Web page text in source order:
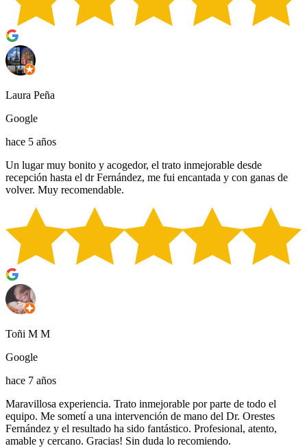
Laura Peña
Google
hace 5 años
Un lugar muy bonito y acogedor, el trato inmejorable desde
recepción hasta el dr Fernández, me fui encantada y con ganas de
volver. Muy recomendable.
Toñi M M
Google
hace 7 años
Maravillosa experiencia. Trato inmejorable por parte de todo el
equipo. Me sometí a una intervención de mano del Dr. Orestes
Fernández y el resultado ha sido fantástico. Profesional, atento,
amable y cercano. Gracias! Sin duda lo recomiendo.